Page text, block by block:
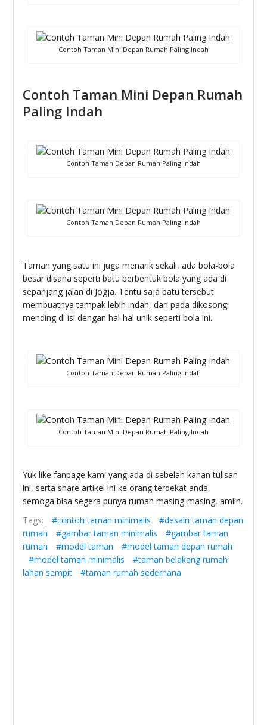
Contoh Taman Mini Depan Rumah Paling Indah
Contoh Taman Mini Depan Rumah
Paling Indah
Contoh Taman Depan Rumah Paling Indah
Contoh Taman Depan Rumah Paling Indah
Taman yang satu ini juga menarik sekali, ada bola-bola
besar disana seperti batu berbentuk bola yang ada di
sepanjang jalan di Jogja. Tentu saja batu tersebut
membuatnya tampak lebih indah, dari pada dikosongi
mending di isi dengan hal-hal unik seperti bola ini.
Contoh Taman Depan Rumah Paling Indah
Contoh Taman Mini Depan Rumah Paling Indah
Yuk like fanpage kami yang ada di sebelah kanan tulisan
ini, serta share artikel ini ke orang terdekat anda,
semoga bisa segera punya rumah masing-masing, amiin.
Tags:
#contoh taman minimalis
#desain taman depan
rumah
#gambar taman minimalis
#gambar taman
rumah
#model taman
#model taman depan rumah
#model taman minimalis
#taman belakang rumah
lahan sempit
#taman rumah sederhana